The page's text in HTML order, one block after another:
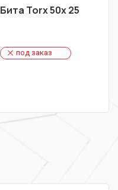
Бита Torx 50х 25
под заказ